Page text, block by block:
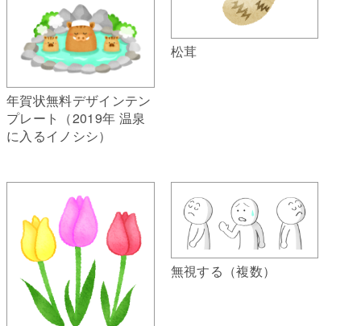
年賀状無料デザインテン
プレート（2019年 温泉
に入るイノシシ）
松茸
無視する（複数）